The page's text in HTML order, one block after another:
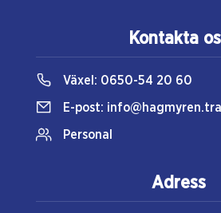
Kontakta
Växel: 0650-54 20 60
E-post:
Personal
Adress